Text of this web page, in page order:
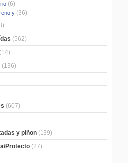
(6)
y (36)
(562)
(14)
(136)
(607)
y piñon (139)
Protecto (27)